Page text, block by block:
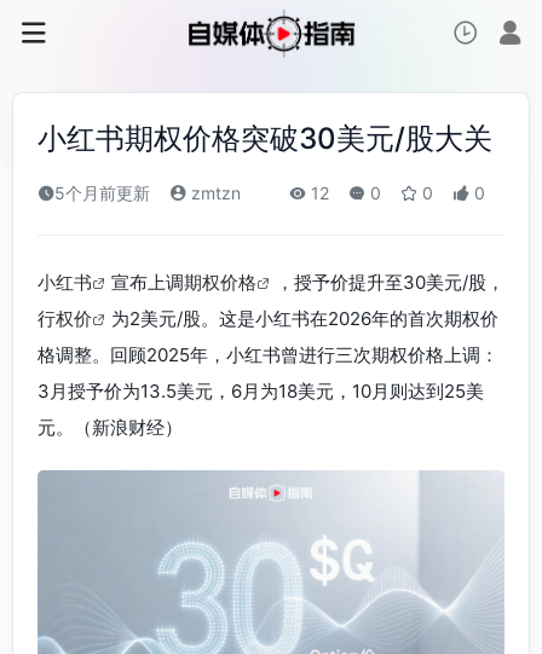
小红书期权价格突破30美元/股大关
5个月前更新 zmtzn 12 0 0 0
小红书 宣布上调期权价格
，授予价提升至30美元/股，
行权价
为2美元/股。这是小红书在2026年的首次期权价
格调整。回顾2025年，小红书曾进行三次期权价格上调：
3月授予价为13.5美元，6月为18美元，10月则达到25美
元。（新浪财经）